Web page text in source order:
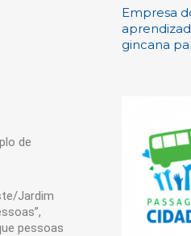
de
Jardim
pessoas
Empresa
gincana